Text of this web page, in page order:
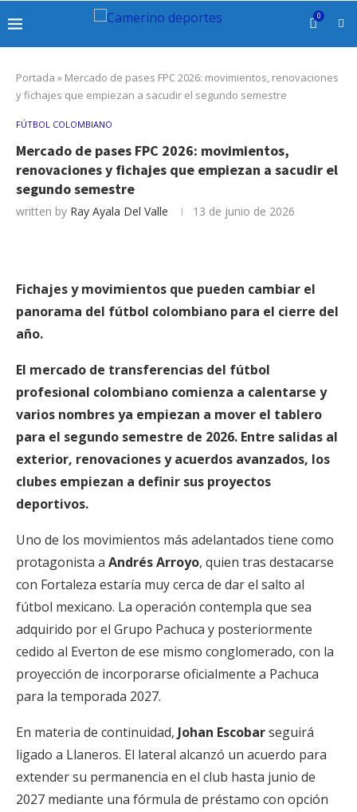
0
Portada » Mercado de pases FPC 2026: movimientos, renovaciones
y fichajes que empiezan a sacudir el segundo semestre
FÚTBOL COLOMBIANO
Mercado de pases FPC 2026: movimientos,
renovaciones y fichajes que empiezan a sacudir el
segundo semestre
written by Ray Ayala Del Valle 13 de junio de 2026
Fichajes y movimientos que pueden cambiar el
panorama del fútbol colombiano para el cierre del
año.
El mercado de transferencias del fútbol
profesional colombiano comienza a calentarse y
varios nombres ya empiezan a mover el tablero
para el segundo semestre de 2026. Entre salidas al
exterior, renovaciones y acuerdos avanzados, los
clubes empiezan a definir sus proyectos
deportivos.
Uno de los movimientos más adelantados tiene como
protagonista a Andrés Arroyo, quien tras destacarse
con Fortaleza estaría muy cerca de dar el salto al
fútbol mexicano. La operación contempla que sea
adquirido por el Grupo Pachuca y posteriormente
cedido al Everton de ese mismo conglomerado, con la
proyección de incorporarse oficialmente a Pachuca
para la temporada 2027.
En materia de continuidad, Johan Escobarseguirá
ligado a Llaneros. El lateral alcanzó un acuerdo para
extender su permanencia en el club hasta junio de
2027 mediante una fórmula de préstamo con opción